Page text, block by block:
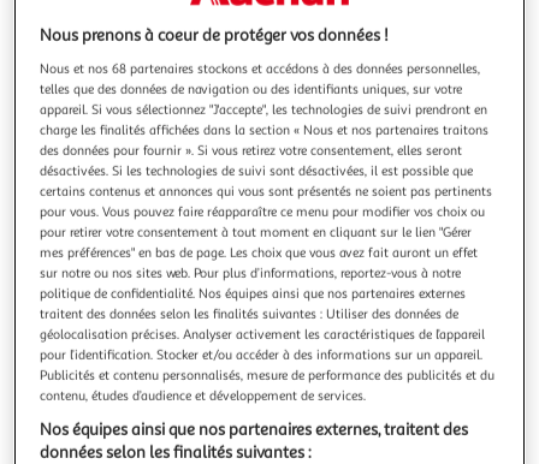
N° TVA
FR57885882100
Contact
contact@revefrancais.fr
Adresse Commerciale
131 rue du bois, CS 60012 59331 TOURCOING
FRA
Conditions de retour
LIVRAISON : Les produits proposés sur le Site
peuvent être livrés à destination de la France
métropolitaine, hors Corse et Monaco,
exclusivement.<br>
Nous prenons à coeur de protéger vos données !
Nous et nos 68 partenaires stockons et accédons à des données personnelles,
telles que des données de navigation ou des identifiants uniques, sur votre
appareil. Si vous sélectionnez "J'accepte", les technologies de suivi prendront en
charge les finalités affichées dans la section « Nous et nos partenaires traitons
des données pour fournir ». Si vous retirez votre consentement, elles seront
désactivées. Si les technologies de suivi sont désactivées, il est possible que
certains contenus et annonces qui vous sont présentés ne soient pas pertinents
pour vous. Vous pouvez faire réapparaître ce menu pour modifier vos choix ou
pour retirer votre consentement à tout moment en cliquant sur le lien "Gérer
mes préférences" en bas de page. Les choix que vous avez fait auront un effet
sur notre ou nos sites web. Pour plus d’informations, reportez-vous à notre
politique de confidentialité. Nos équipes ainsi que nos partenaires externes
traitent des données selon les finalités suivantes : Utiliser des données de
géolocalisation précises. Analyser activement les caractéristiques de l’appareil
pour l’identification. Stocker et/ou accéder à des informations sur un appareil.
Publicités et contenu personnalisés, mesure de performance des publicités et du
contenu, études d’audience et développement de services.
Nos équipes ainsi que nos partenaires externes, traitent des
données selon les finalités suivantes :